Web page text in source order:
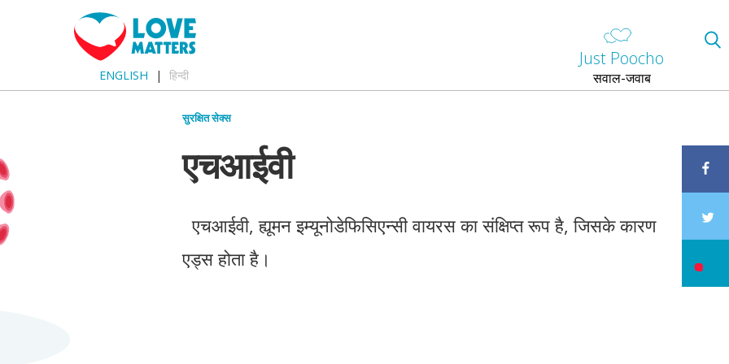
ENGLISH हिन्दी
Just Poocho
सवाल-जवाब
सुरक्षित सेक्स
एचआईवी
एचआईवी, ह्यूमन इम्यूनोडेफिसिएन्सी वायरस का संक्षिप्त रूप है, जिसके कारण
एड्स होता है।